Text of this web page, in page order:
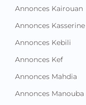
Annonces Kairouan
Annonces Kasserine
Annonces Kebili
Annonces Kef
Annonces Mahdia
Annonces Manouba